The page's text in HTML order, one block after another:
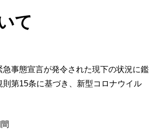
て
事態宣言が発令された現下の状況に鑑
第15条に基づき、新型コロナウイル